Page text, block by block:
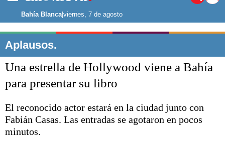
Noticias
La ciudad
Punta Alta
El mundo
Seguridad
Deportes
Escenario Olímpico
Liga del Sur
Bahía Blanca|viernes, 7 de agosto
Aplausos.
Una estrella de Hollywood viene a Bahía
para presentar su libro
El reconocido actor estará en la ciudad junto con
Fabián Casas. Las entradas se agotaron en pocos
minutos.